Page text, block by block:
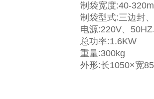
制袋宽度:40-
制袋型式:三边封
电源:220V、
总功率:1.6KW
重量:300kg
外形:长1050×宽